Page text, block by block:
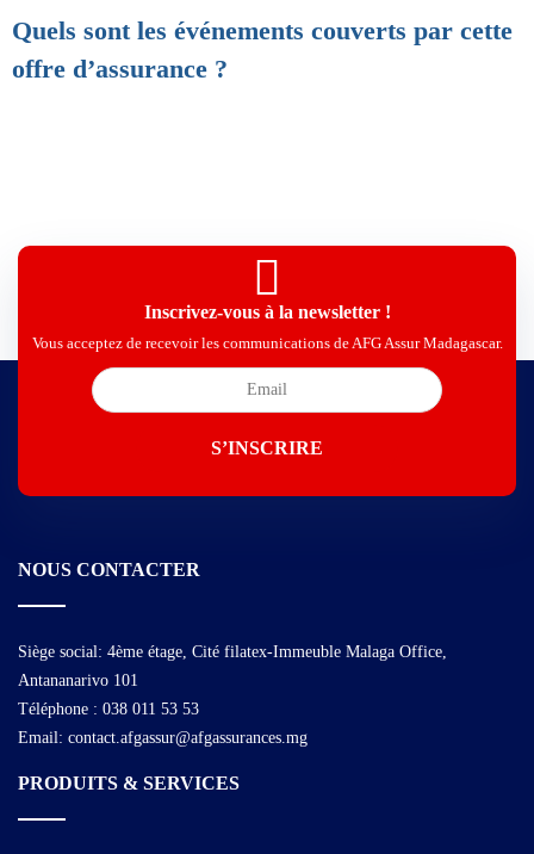
Quels sont les événements couverts par cette
offre d’assurance ?
Inscrivez-vous à la newsletter !
Vous acceptez de recevoir les communications de AFG Assur Madagascar.
NOUS CONTACTER
Siège social: 4ème étage, Cité filatex-Immeuble Malaga Office,
Antananarivo 101
Téléphone : 038 011 53 53
Email: contact.afgassur@afgassurances.mg
PRODUITS & SERVICES